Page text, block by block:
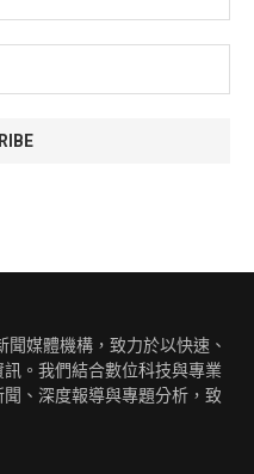
媒體機構，致力於以快速、
。我們結合數位科技與專業
、深度報導與專題分析，致